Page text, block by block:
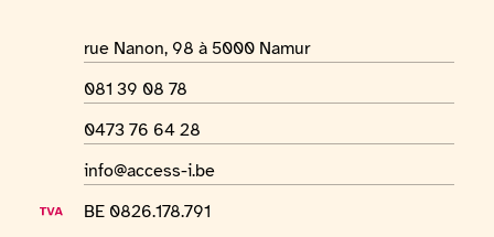
Adresse du lieu
rue Nanon, 98 à 5000 Namur
Numéro de téléphone
081 39 08 78
Numéro Whatsapp
0473 76 64 28
Adresse mail
info@access-i.be
Numéro de TVA
BE 0826.178.791